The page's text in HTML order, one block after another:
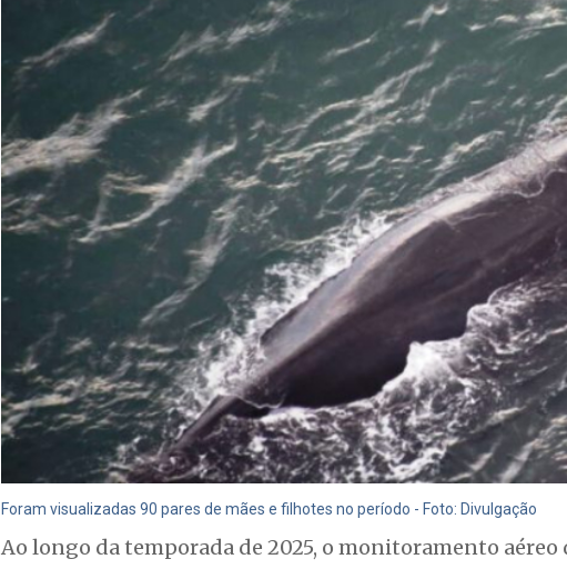
Foram visualizadas 90 pares de mães e filhotes no período - Foto: Divulgação
Ao longo da temporada de 2025, o monitoramento